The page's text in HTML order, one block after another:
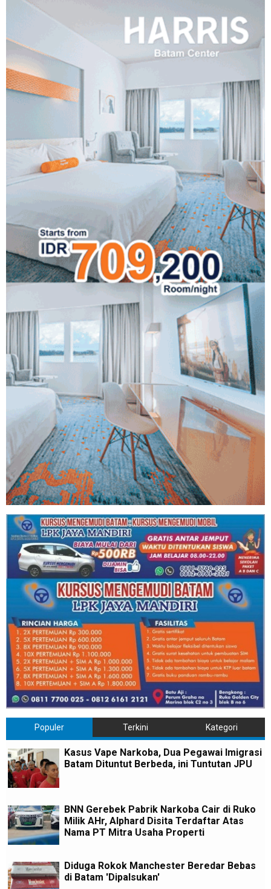
Populer Terkini Kategori
Kasus Vape Narkoba, Dua Pegawai Imigrasi
Batam Dituntut Berbeda, ini Tuntutan JPU
BNN Gerebek Pabrik Narkoba Cair di Ruko
Milik AHr, Alphard Disita Terdaftar Atas
Nama PT Mitra Usaha Properti
Diduga Rokok Manchester Beredar Bebas
di Batam 'Dipalsukan'